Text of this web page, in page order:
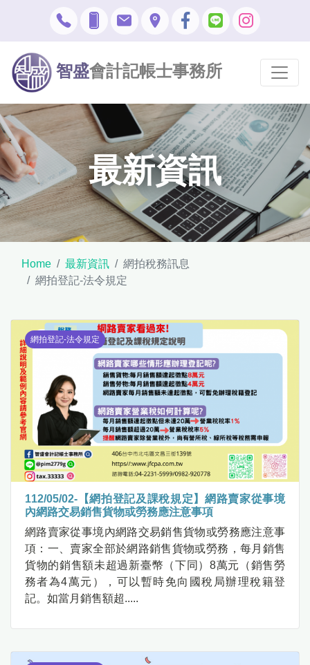
智盛會計記帳士事務所
最新資訊
Home 最新資訊
網拍稅務訊息
網拍登記-法令規定
網拍登記-法令規定
112/05/02-【網拍登記及課稅規定】網路賣家從事境
內網路交易銷售貨物或勞務應注意事項
網路賣家從事境內網路交易銷售貨物或勞務應注意事
項：一、賣家全部於網路銷售貨物或勞務，每月銷售
貨物的銷售額未超過新臺幣（下同）8萬元（銷售勞
務者為4萬元），可以暫時免向國稅局辦理稅籍登
記。如當月銷售額超.....